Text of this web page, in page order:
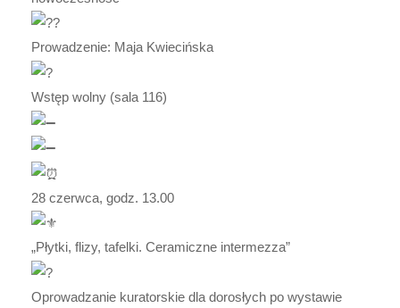
Prowadzenie: Maja Kwiecińska
Wstęp wolny (sala 116)
28 czerwca, godz. 13.00
„Płytki, flizy, tafelki. Ceramiczne intermezza”
Oprowadzanie kuratorskie dla dorosłych po wystawie